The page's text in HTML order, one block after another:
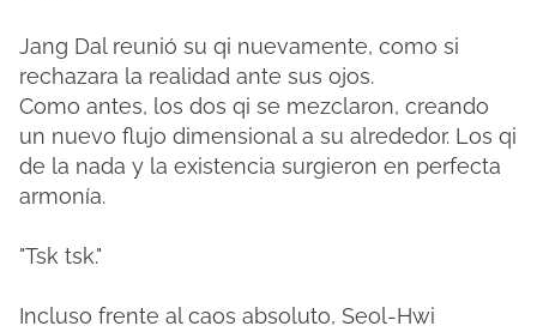
Jang Dal reunió su qi nuevamente, como si
rechazara la realidad ante sus ojos.
Como antes, los dos qi se mezclaron, creando
un nuevo flujo dimensional a su alrededor. Los qi
de la nada y la existencia surgieron en perfecta
armonía.
"Tsk tsk."
Incluso frente al caos absoluto, Seol-Hwi